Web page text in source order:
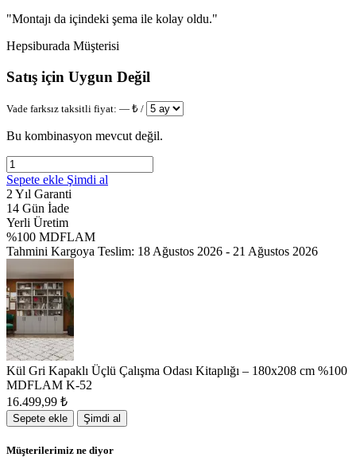
"Montajı da içindeki şema ile kolay oldu."
Hepsiburada Müşterisi
Satış için Uygun Değil
Vade farksız taksitli fiyat: — ₺ /
Bu kombinasyon mevcut değil.
Sepete ekle Şimdi al
2 Yıl Garanti
14 Gün İade
Yerli Üretim
%100 MDFLAM
Tahmini Kargoya Teslim: 18 Ağustos 2026 - 21 Ağustos 2026
Kül Gri Kapaklı Üçlü Çalışma Odası Kitaplığı – 180x208 cm %100
MDFLAM K-52
16.499,99 ₺
Sepete ekle Şimdi al
Müşterilerimiz ne diyor